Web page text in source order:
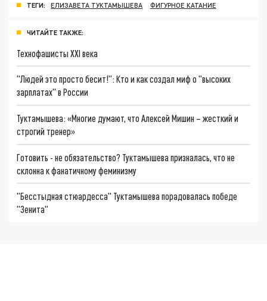
ТЕГИ: ЕЛИЗАВЕТА ТУКТАМЫШЕВА ФИГУРНОЕ КАТАНИЕ
ЧИТАЙТЕ ТАКЖЕ:
Технофашисты XXI века
"Людей это просто бесит!": Кто и как создал миф о "высоких
зарплатах" в России
Туктамышева: «Многие думают, что Алексей Мишин – жесткий и
строгий тренер»
Готовить - не обязательство? Туктамышева призналась, что не
склонна к фанатичному феминизму
"Бесстыдная стюардесса" Туктамышева порадовалась победе
"Зенита"